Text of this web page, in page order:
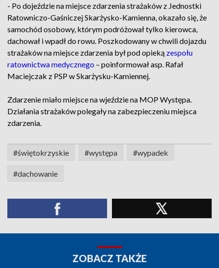
- Po dojeździe na miejsce zdarzenia strażaków z Jednostki
Ratowniczo-Gaśniczej Skarżysko-Kamienna, okazało się, że
samochód osobowy, którym podróżował tylko kierowca,
dachował i wpadł do rowu. Poszkodowany w chwili dojazdu
strażaków na miejsce zdarzenia był pod opieką zespołu
ratownictwa medycznego – poinformował asp. Rafał
Maciejczak z PSP w Skarżysku-Kamiennej.
Zdarzenie miało miejsce na wjeździe na MOP Występa.
Działania strażaków polegały na zabezpieczeniu miejsca
zdarzenia.
#świętokrzyskie #występa #wypadek
#dachowanie
ZOBACZ TAKŻE